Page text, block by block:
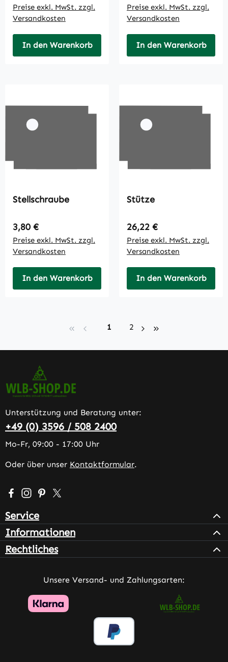
Preise exkl. MwSt. zzgl.
Versandkosten
In den Warenkorb
Preise exkl. MwSt. zzgl.
Versandkosten
In den Warenkorb
Stellschraube
Regulärer Preis:
3,80 €
Preise exkl. MwSt. zzgl.
Versandkosten
In den Warenkorb
Stütze
Regulärer Preis:
26,22 €
Preise exkl. MwSt. zzgl.
Versandkosten
In den Warenkorb
Seite
1 Seite
2
Unterstützung und Beratung unter:
+49 (0) 3596 / 508 2400
Mo-Fr, 09:00 - 17:00 Uhr
Oder über unser Kontaktformular.
Besuche uns auf Facebook – öffnet in neuem Tab
Schau auf Instagram vorbei – öffnet in neuem Tab
Lass dich auf Pinterest inspirieren – öffnet in
Folge uns auf X – öffnet in neuem Tab
Service
Informationen
Rechtliches
Unsere Versand- und Zahlungsarten: